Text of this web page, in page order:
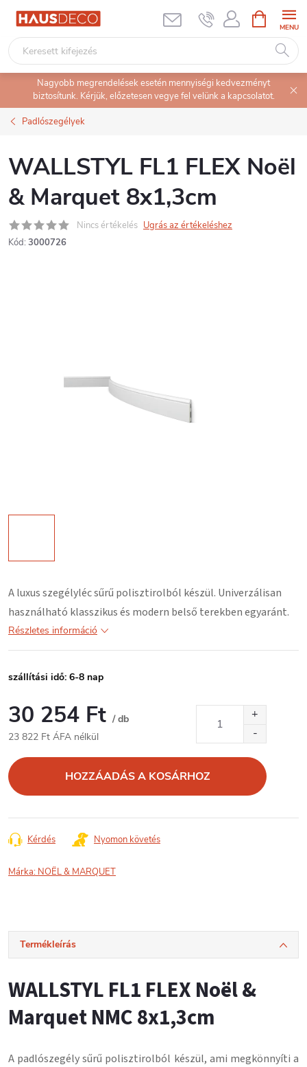
Ugrás
tartalomhoz
KOSÁR
Nagyobb megrendelések esetén mennyiségi kedvezményt
biztosítunk. Kérjük, előzetesen vegye fel velünk a kapcsolatot.
Padlószegélyek
WALLSTYL FL1 FLEX Noël
& Marquet 8x1,3cm
Nincs értékelés Ugrás az értékeléshez
Kód: 3000726
A luxus szegélylécsűrű polisztirolból készül. Univerzálisan
használható klasszikus és modern belső terekben egyaránt.
Részletes információ
szállítási idő: 6-8 nap
30 254 Ft / db
23 822 Ft ÁFA nélkül
HOZZÁADÁS A KOSÁRHOZ
Kérdés Nyomon követés
Márka: NOËL & MARQUET
Termékleírás
WALLSTYL FL1 FLEX Noël &
Marquet NMC 8x1,3cm
A padlószegélysűrű polisztirolból készül, ami megkönnyíti a